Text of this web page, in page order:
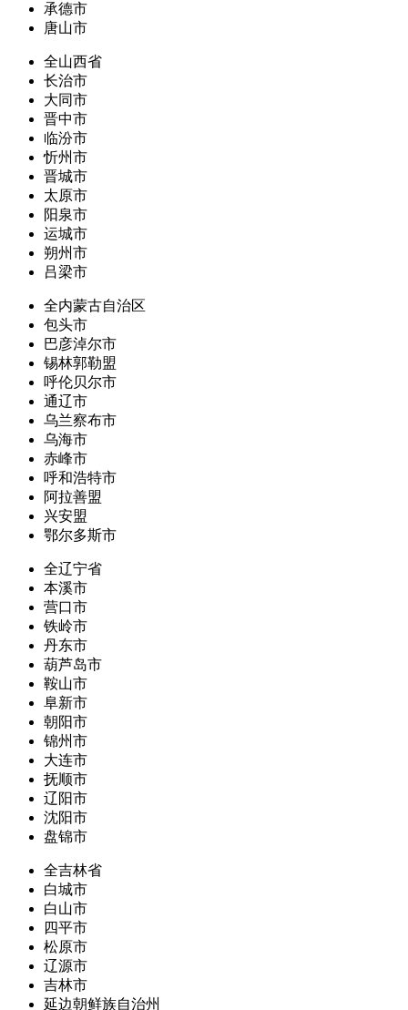
承德市
唐山市
全山西省
长治市
大同市
晋中市
临汾市
忻州市
晋城市
太原市
阳泉市
运城市
朔州市
吕梁市
全内蒙古自治区
包头市
巴彦淖尔市
锡林郭勒盟
呼伦贝尔市
通辽市
乌兰察布市
乌海市
赤峰市
呼和浩特市
阿拉善盟
兴安盟
鄂尔多斯市
全辽宁省
本溪市
营口市
铁岭市
丹东市
葫芦岛市
鞍山市
阜新市
朝阳市
锦州市
大连市
抚顺市
辽阳市
沈阳市
盘锦市
全吉林省
白城市
白山市
四平市
松原市
辽源市
吉林市
延边朝鲜族自治州